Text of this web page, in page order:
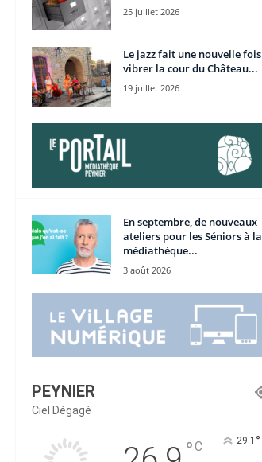
25 juillet 2026
Le jazz fait une nouvelle fois
vibrer la cour du Château...
19 juillet 2026
En septembre, de nouveaux
ateliers pour les Séniors à la
médiathèque...
3 août 2026
PEYNIER
Ciel Dégagé
°C 29.1 °